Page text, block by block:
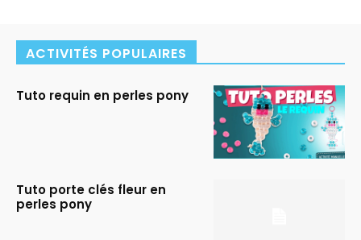
ACTIVITÉS POPULAIRES
Tuto requin en perles pony
Tuto porte clés fleur en
perles pony